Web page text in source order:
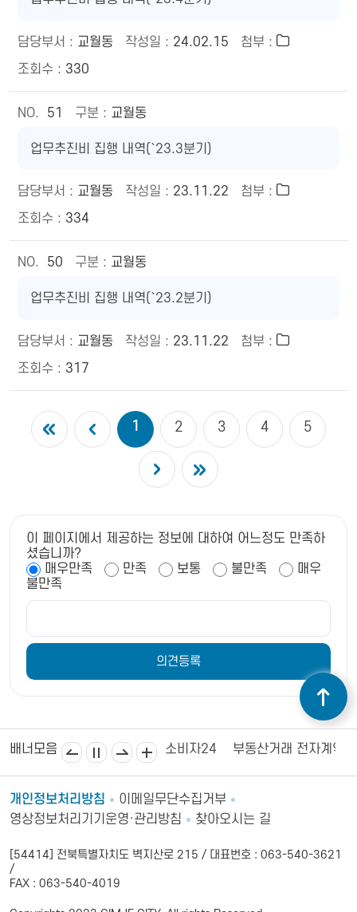
교월동
24.02.15
330
51 교월동
업무추진비 집행 내역(`23.3분기)
교월동
23.11.22
334
50 교월동
업무추진비 집행 내역(`23.2분기)
교월동
23.11.22
317
1 2 3 4 5
이 페이지에서 제공하는 정보에 대하여 어느정도 만족하
셨습니까?
매우만족
만족 보통 불만족
매우
불만족
배너모음
상공회의소 김제시의회 소비자24 부동산거래 전자계약
개인정보처리방침
이메일무단수집거부
영상정보처리기기운영·관리방침
찾아오시는 길
[54414] 전북특별자치도 벽지산로 215 / 대표번호 : 063-540-3621
/
FAX : 063-540-4019